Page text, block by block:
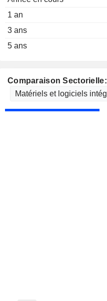
1 an
3 ans
5 ans
Comparaison Sectorielle: